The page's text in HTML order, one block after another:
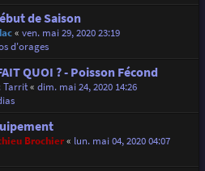
de Saison
« ven. mai 29, 2020 23:19
d'orages
QUOI ? - Poisson Fécond
Tarrit« dim. mai 24, 2020 14:26
Brochier« lun. mai 04, 2020 04:07